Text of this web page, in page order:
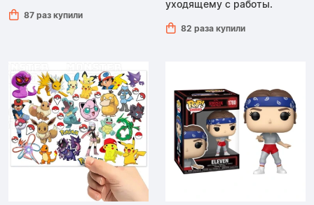
87 раз купили
уходящему с работы.
82 раза купили